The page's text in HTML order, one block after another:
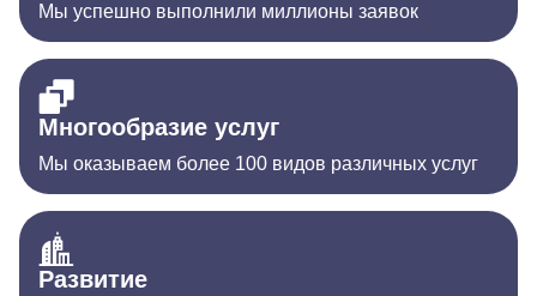
Мы успешно выполнили миллионы заявок
Многообразие услуг
Мы оказываем более 100 видов различных услуг
Развитие